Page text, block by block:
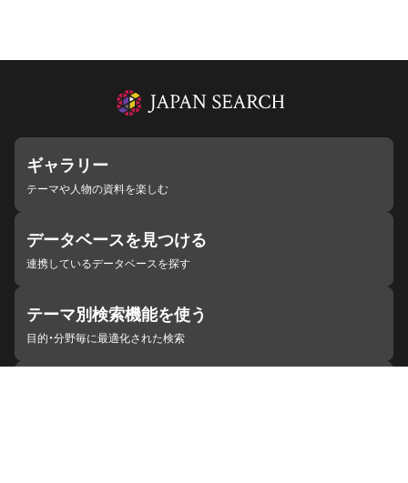
ギャラリー
テーマや人物の資料を楽しむ
データベースを見つける
連携しているデータベースを探す
テーマ別検索機能を使う
目的・分野毎に最適化された検索